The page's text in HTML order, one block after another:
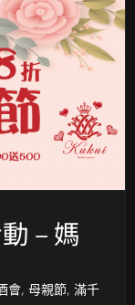
– 媽
會, 母親節, 滿千